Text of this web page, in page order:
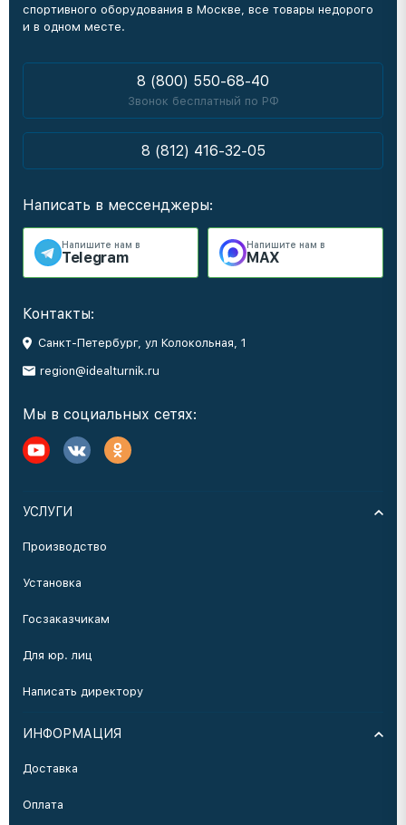
спортивного оборудования в Москве, все товары недорого
и в одном месте.
8 (800) 550-68-40
Звонок бесплатный по РФ
8 (812) 416-32-05
Написать в мессенджеры:
Напишите нам в
Telegram
Напишите нам в
MAX
Контакты:
Санкт-Петербург, ул Колокольная, 1
region@idealturnik.ru
Мы в социальных сетях:
УСЛУГИ
Производство
Установка
Госзаказчикам
Для юр. лиц
Написать директору
ИНФОРМАЦИЯ
Доставка
Оплата